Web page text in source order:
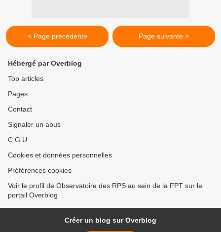
< Page précédente Page suivante >
Hébergé par Overblog
Top articles
Pages
Contact
Signaler un abus
C.G.U.
Cookies et données personnelles
Préférences cookies
Voir le profil de Observatoire des RPS au sein de la FPT sur le
portail Overblog
Créer un blog sur Overblog